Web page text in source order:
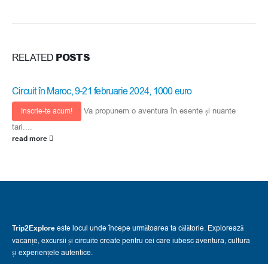
RELATED POSTS
Circuit în Maroc, 9-21 februarie 2024, 1000 euro
Inscrie-te acum!
Va propunem o aventura în esente și nuante
tari....
read more
Trip2Exploreeste locul unde începe următoarea ta călătorie. Explorează
vacanțe, excursii și circuite create pentru cei care iubesc aventura, cultura
și experiențele autentice.